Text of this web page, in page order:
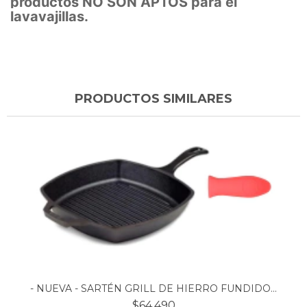
lavavajillas.
PRODUCTOS SIMILARES
- NUEVA - SARTÉN GRILL DE HIERRO FUNDIDO...